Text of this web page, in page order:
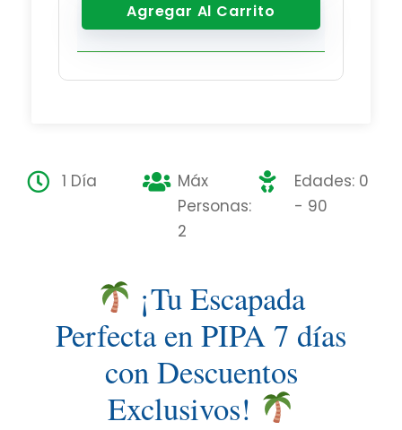
Agregar Al Carrito
1 Día
Máx
Personas:
2
Edades: 0
- 90
¡Tu Escapada
Perfecta en PIPA 7 días
con Descuentos
Exclusivos!